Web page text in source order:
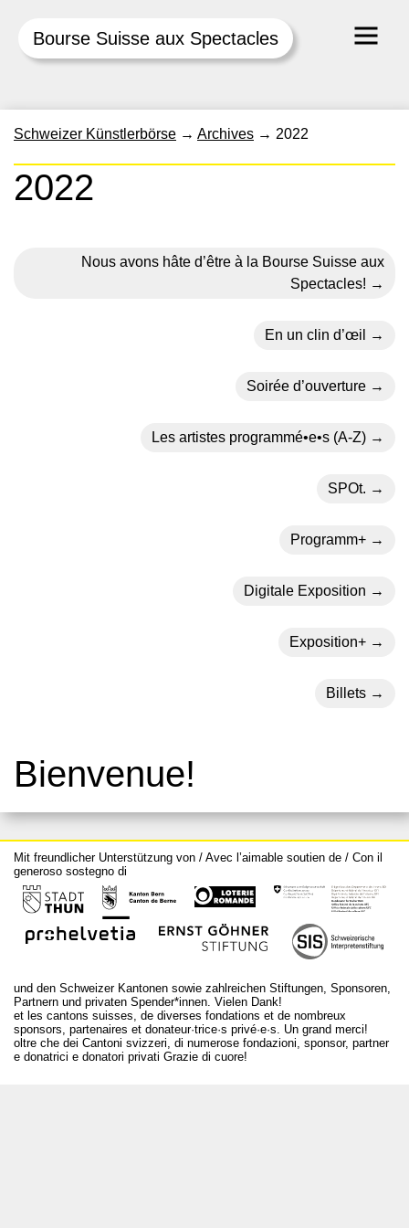
Bourse Suisse aux Spectacles
content
Schweizer Künstlerbörse → Archives → 2022
2022
Bienvenue!
Nous avons hâte d’être à la Bourse Suisse aux
Spectacles!
En un clin d’œil
Soirée d’ouverture
Les artistes programmé•e•s (A-Z)
SPOt.
Programm+
Digitale Exposition
Exposition+
Billets
Mit freundlicher Unterstützung von / Avec l’aimable soutien de / Con il
generoso sostegno di
und den Schweizer Kantonen sowie zahlreichen Stiftungen, Sponsoren,
Partnern und privaten Spender*innen. Vielen Dank!
et les cantons suisses, de diverses fondations et de nombreux
sponsors, partenaires et donateur·trice·s privé·e·s. Un grand merci!
oltre che dei Cantoni svizzeri, di numerose fondazioni, sponsor, partner
e donatrici e donatori privati Grazie di cuore!